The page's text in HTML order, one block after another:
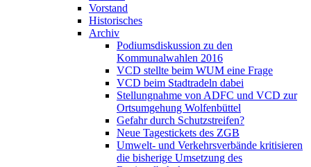
Vorstand
Historisches
Archiv
Podiumsdiskussion zu den
Kommunalwahlen 2016
VCD stellte beim WUM eine Frage
VCD beim Stadtradeln dabei
Stellungnahme von ADFC und VCD zur
Ortsumgehung Wolfenbüttel
Gefahr durch Schutzstreifen?
Neue Tagestickets des ZGB
Umwelt- und Verkehrsverbände kritisieren
die bisherige Umsetzung des